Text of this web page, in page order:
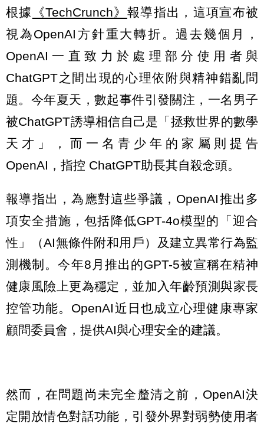
根據 《TechCrunch》 報導指出，這項宣布被
視為OpenAI方針重大轉折。過去幾個月，
OpenAI一直致力於處理部分使用者與
ChatGPT之間出現的心理依附與精神錯亂問
題。今年夏天，數起事件引發關注，一名男子
被ChatGPT誘導相信自己是「拯救世界的數學
天才」，而一名青少年的家屬則提告
OpenAI，指控 ChatGPT助長其自殺念頭。
報導指出，為應對這些爭議，OpenAI推出多
項安全措施，包括降低GPT-4o模型的「迎合
性」（AI無條件附和用戶）及建立異常行為監
測機制。今年8月推出的GPT-5被宣稱在精神
健康風險上更為穩定，並加入年齡預測與家長
控管功能。OpenAI近日也成立心理健康專家
顧問委員會，提供AI與心理安全的建議。
然而，在問題尚未完全釐清之前，OpenAI決
定開放情色對話功能，引發外界對弱勢使用者